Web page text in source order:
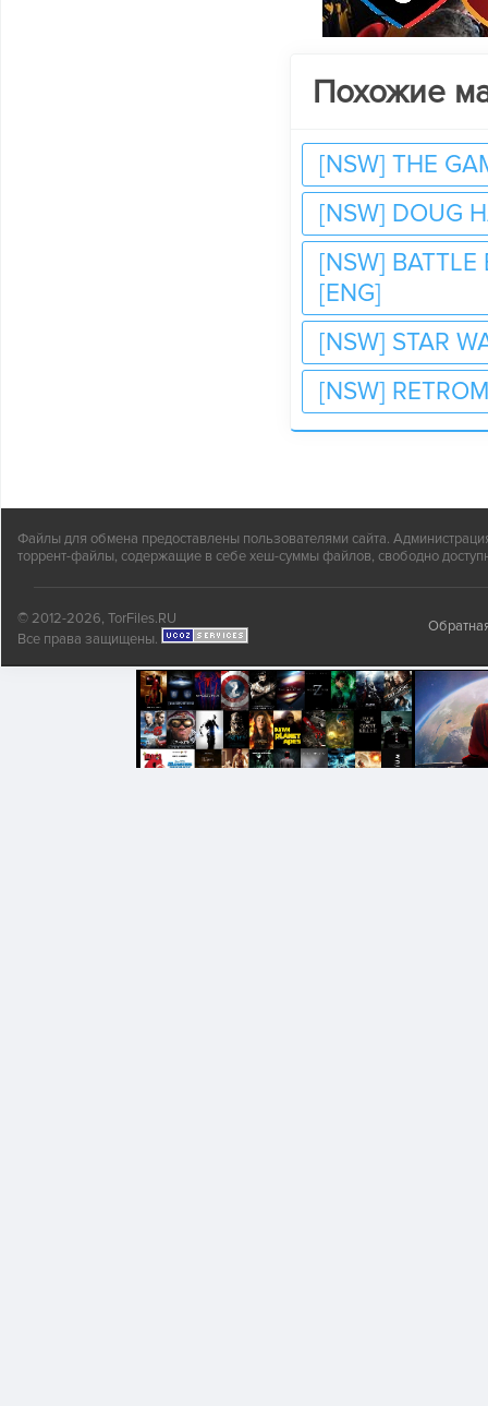
Похожие
[NSW] THE
[NSW] DOUG
[NSW] BATTLE
[ENG]
[NSW] STAR
[NSW]
Файлы для обмена предоставлены пользователями сайта.
торрент-файлы, содержащие в себе хеш-суммы файлов, свободно
© 2012-2026, TorFiles.RU
Все права защищены.